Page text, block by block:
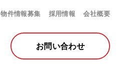
物件情報募集 採用情報 会社概要
お問い合わせ